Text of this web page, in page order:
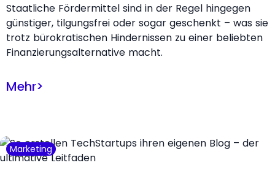
Staatliche Fördermittel sind in der Regel hingegen
günstiger, tilgungsfrei oder sogar geschenkt – was sie
trotz bürokratischen Hindernissen zu einer beliebten
Finanzierungsalternative macht.
Mehr>
Marketing